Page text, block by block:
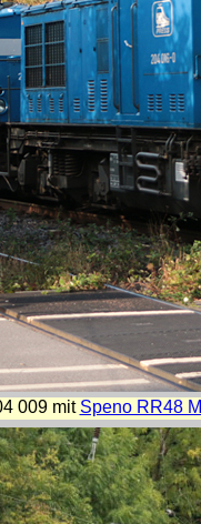
009 mit Speno RR48